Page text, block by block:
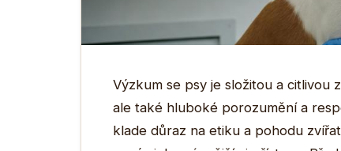
Výzkum se psy je složitou a citlivou
ale také hluboké porozumění a
klade důraz na etiku a pohodu